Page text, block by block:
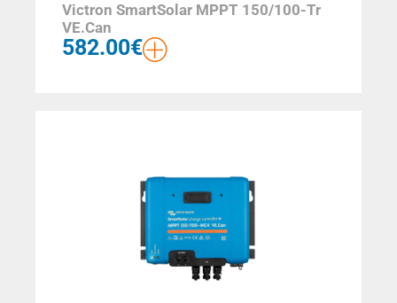
Victron SmartSolar MPPT 150/100-Tr
VE.Can
582.00€